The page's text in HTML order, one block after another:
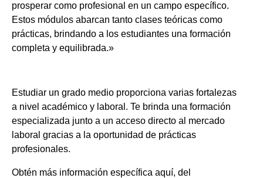
prosperar como profesional en un campo específico.
Estos módulos abarcan tanto clases teóricas como
prácticas, brindando a los estudiantes una formación
completa y equilibrada.»
Estudiar un grado medio proporciona varias fortalezas
a nivel académico y laboral. Te brinda una formación
especializada junto a un acceso directo al mercado
laboral gracias a la oportunidad de prácticas
profesionales.
Obtén más información específica aquí, del